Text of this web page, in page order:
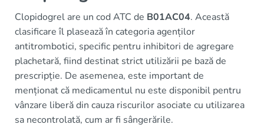
Clopidogrel are un cod ATC de B01AC04. Această
clasificare îl plasează în categoria agenților
antitrombotici, specific pentru inhibitori de agregare
plachetară, fiind destinat strict utilizării pe bază de
prescripție. De asemenea, este important de
menționat că medicamentul nu este disponibil pentru
vânzare liberă din cauza riscurilor asociate cu utilizarea
sa necontrolată, cum ar fi sângerările.